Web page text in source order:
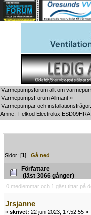
Värmepumpsforum allt om
VärmepumpsForum Allmänt »
Värmepumpar och installationsfrågor.
Ämne: Felkod Electrolux ESD09HRA
Sidor: [1]Gå ned
Författare
(läst 3066 gånger)
0 medlemmar och 1 gäst tittar på
Jrsjanne
« skrivet: 22 juni 2023, 17:52:55 »